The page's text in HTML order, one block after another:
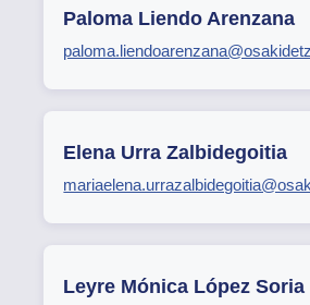
Paloma Liendo Arenzana
Elena Urra Zalbidegoitia
Leyre Mónica López Soria